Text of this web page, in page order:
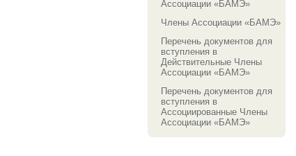
Ассоциации «БАМЭ»
Члены Ассоциации «БАМЭ»
Перечень документов для
вступления в
Действительные Члены
Ассоциации «БАМЭ»
Перечень документов для
вступления в
Ассоциированные Члены
Ассоциации «БАМЭ»